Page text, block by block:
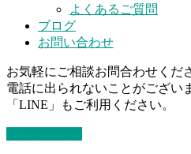
よくあるご質問
ブログ
お問い合わせ
お気軽にご相談お問合わせくだ
電話に出られないことがござい
「LINE」もご利用ください。